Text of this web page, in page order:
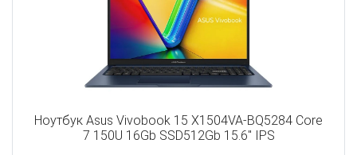
Ноутбук Asus Vivobook 15 X1504VA-BQ5284 Core
7 150U 16Gb SSD512Gb 15.6" IPS